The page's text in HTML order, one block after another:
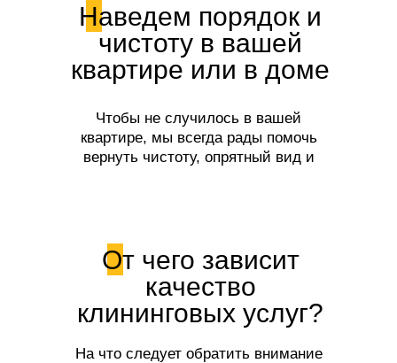
Наведем порядок и
чистоту в вашей
квартире или в доме
Чтобы не случилось в вашей
квартире, мы всегда рады помочь
вернуть чистоту, опрятный вид и
От чего зависит
качество
клининговых услуг?
На что следует обратить внимание